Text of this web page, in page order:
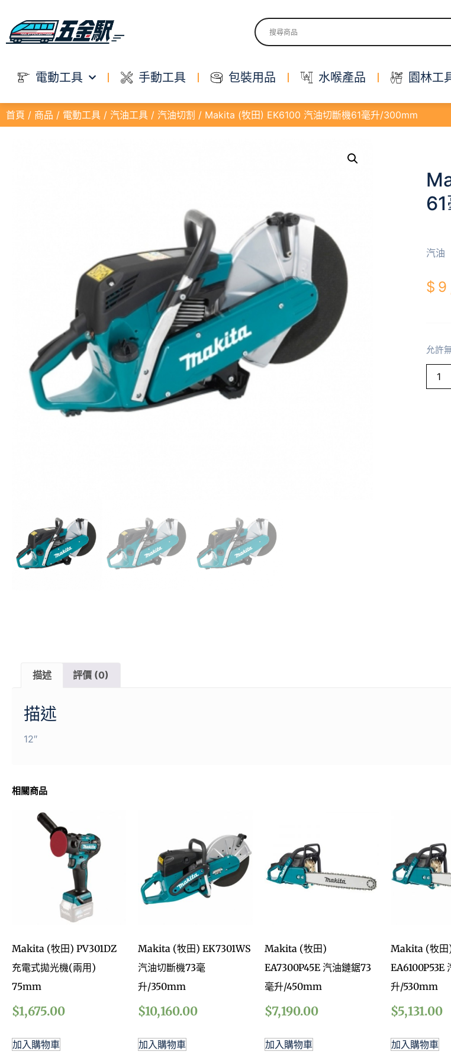
電動工具 手動工具 包裝用品 水喉產品 園林工
首頁 / 商品 / 電動工具 / 汽油工具 / 汽油切割 / Makita (牧田) EK6100 汽油切斷機61毫升/300mm
汽油
$
允許
描述 評價 (0)
描述
12″
相關商品
Makita (牧田) PV301DZ
充電式拋光機(兩用)
75mm
$1,675.00
加入購物車
Makita (牧田) EK7301WS
汽油切斷機73毫
升/350mm
$10,160.00
加入購物車
Makita (牧田)
EA7300P45E 汽油鏈鋸73
毫升/450mm
$7,190.00
加入購物車
Makita (牧田
EA6100P53E
升/530mm
$5,131.00
加入購物車